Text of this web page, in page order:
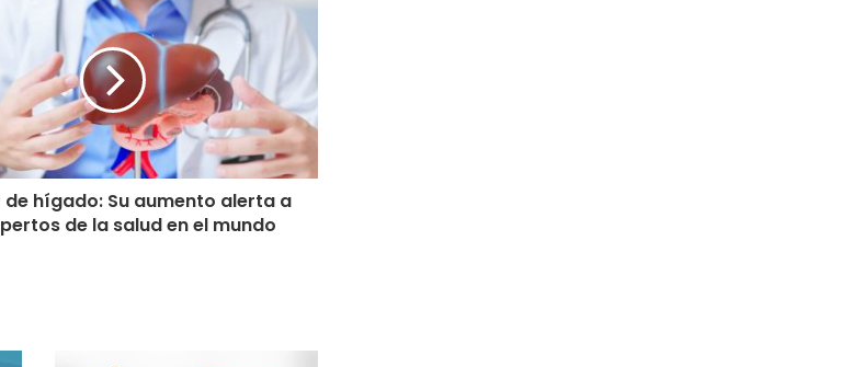
de hígado: Su aumento alerta a
de la salud en el mundo